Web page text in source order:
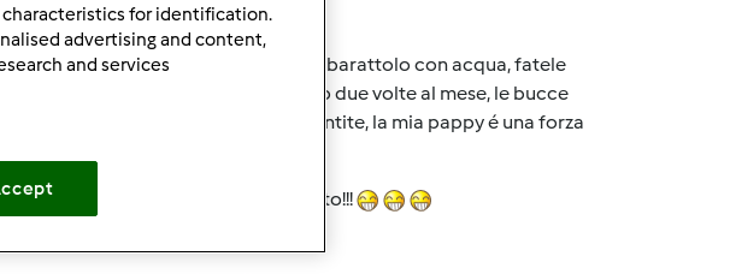
non sia mai!!
delle bucce di mela, mettetele in un barattolo con acqua, fatele
della pm!! Si puó fare una o due volte al mese, le bucce
la pm.....ma....solo se ve la sentite, la mia pappy é una forza
mi spiego l'emoticon che hai scelto!!!
for identification.
advertising and content,
and services